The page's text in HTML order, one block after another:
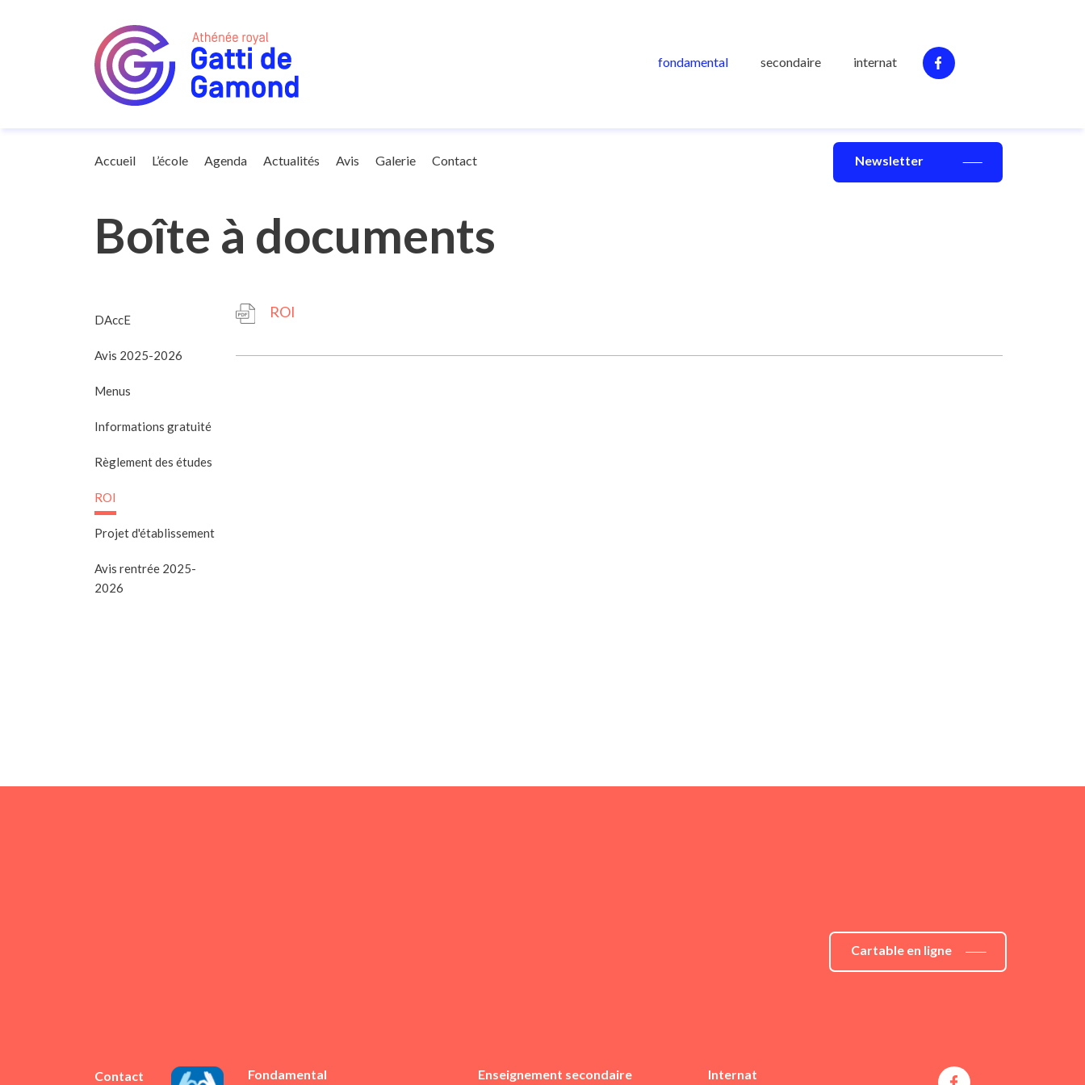
fondamental secondaire internat
Accueil L’école Agenda Actualités Avis Galerie Contact Newsletter
Boîte à documents
DAccE
Avis 2025-2026
Menus
Informations gratuité
Règlement des études
ROI
Projet d'établissement
Avis rentrée 2025-
2026
ROI
Cartable en ligne
Contact Fondamental Enseignement secondaire Internat